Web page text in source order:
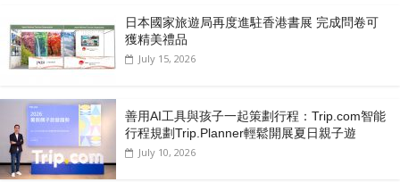
日本國家旅遊局再度進駐香港書展 完成問卷可
獲精美禮品
July 15, 2026
善用AI工具與孩子一起策劃行程：Trip.com智能
行程規劃Trip.Planner輕鬆開展夏日親子遊
July 10, 2026